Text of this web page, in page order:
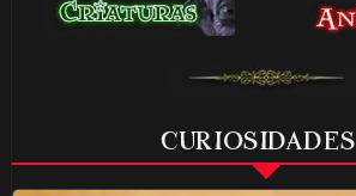
CURIOSIDADES